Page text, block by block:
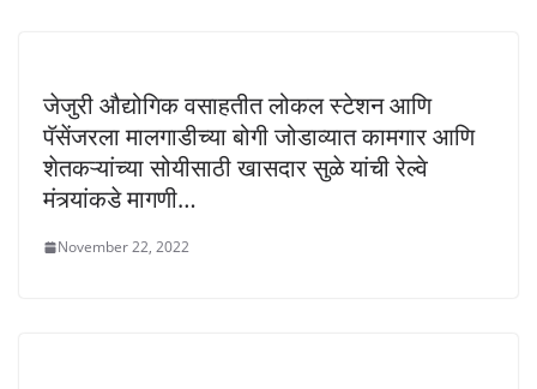
जेजुरी औद्योगिक वसाहतीत लोकल स्टेशन आणि
पॅसेंजरला मालगाडीच्या बोगी जोडाव्यात कामगार आणि
शेतकऱ्यांच्या सोयीसाठी खासदार सुळे यांची रेल्वे
मंत्र्यांकडे मागणी…
November 22, 2022